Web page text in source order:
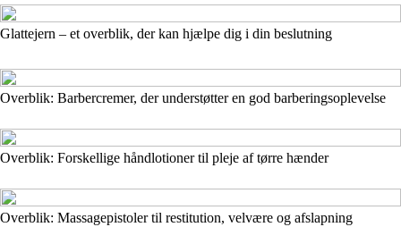
Glattejern – et overblik, der kan hjælpe dig i din beslutning
Overblik: Barbercremer, der understøtter en god barberingsoplevelse
Overblik: Forskellige håndlotioner til pleje af tørre hænder
Overblik: Massagepistoler til restitution, velvære og afslapning